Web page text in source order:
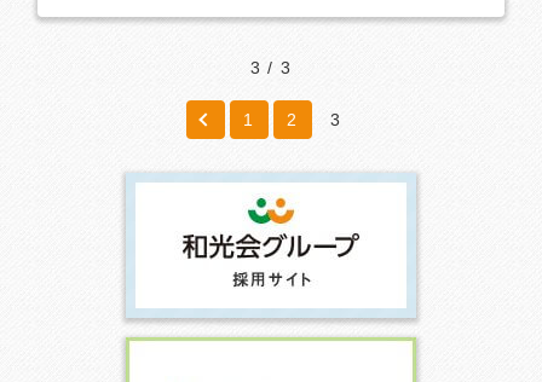
3 / 3
1 2 3